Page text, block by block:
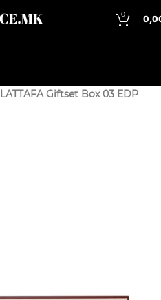
0
LATTAFA Giftset Box 03 EDP